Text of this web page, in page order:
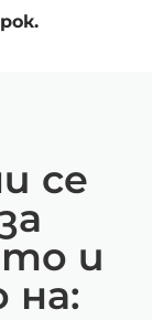
се
и
на: